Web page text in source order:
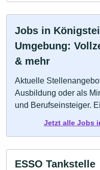
Jobs in
Umgebung:
& mehr
Aktuelle
Ausbildung oder als
und Berufseinsteiger.
Jetzt alle Jobs
ESSO Tankstelle